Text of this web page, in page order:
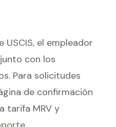
USCIS, el empleador
con los
Para solicitudes
de confirmación
tarifa MRV y